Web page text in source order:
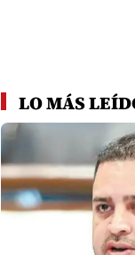
LO MÁS